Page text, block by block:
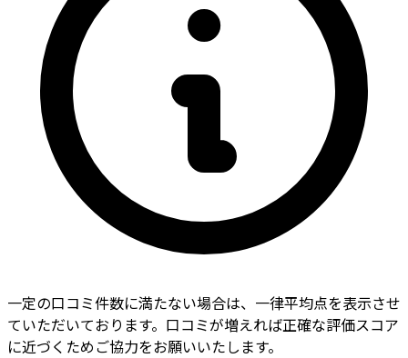
一定の口コミ件数に満たない場合は、一律平均点を表示させ
ていただいております。口コミが増えれば正確な評価スコア
に近づくためご協力をお願いいたします。